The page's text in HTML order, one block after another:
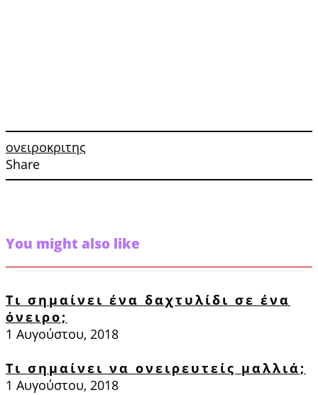
ονειροκριτης
Share
You might also like
Τι σημαίνει ένα δαχτυλίδι σε ένα
όνειρο;
1 Αυγούστου, 2018
Τι σημαίνει να ονειρευτείς μαλλιά;
1 Αυγούστου, 2018